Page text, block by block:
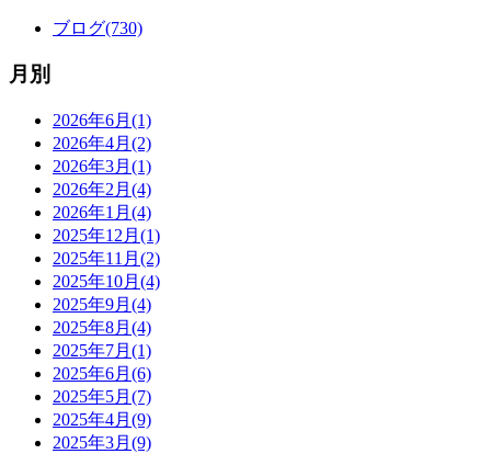
ブログ(730)
月別
2026年6月(1)
2026年4月(2)
2026年3月(1)
2026年2月(4)
2026年1月(4)
2025年12月(1)
2025年11月(2)
2025年10月(4)
2025年9月(4)
2025年8月(4)
2025年7月(1)
2025年6月(6)
2025年5月(7)
2025年4月(9)
2025年3月(9)